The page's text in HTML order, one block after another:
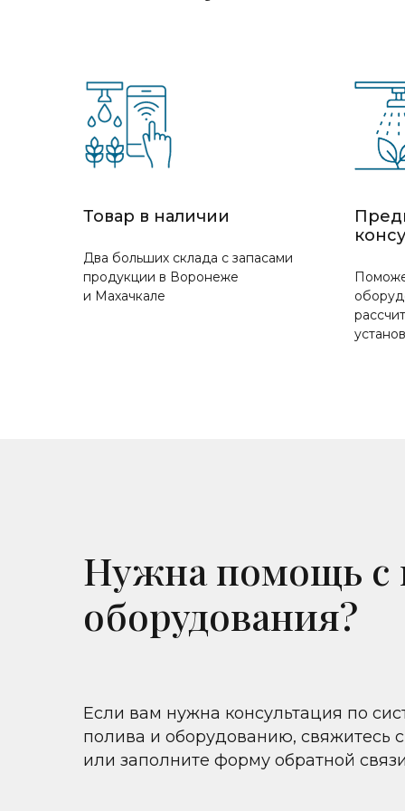
Товар в наличии
Два больших склада с запасами
продукции в Воронеже
и Махачкале
Нужна помощь с
оборудования?
Если вам нужна консультация по
полива и оборудованию, свяжитесь
или заполните форму обратной связи